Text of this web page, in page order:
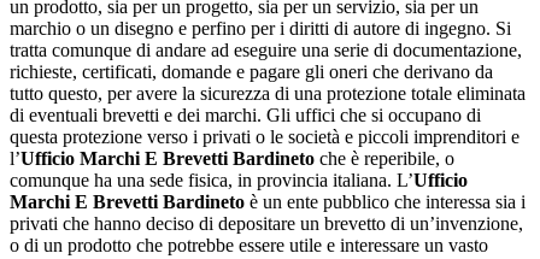
un prodotto, sia per un progetto, sia per un servizio, sia per un
marchio o un disegno e perfino per i diritti di autore di ingegno. Si
tratta comunque di andare ad eseguire una serie di documentazione,
richieste, certificati, domande e pagare gli oneri che derivano da
tutto questo, per avere la sicurezza di una protezione totale eliminata
di eventuali brevetti e dei marchi. Gli uffici che si occupano di
questa protezione verso i privati o le società e piccoli imprenditori e
l’Ufficio Marchi E Brevetti Bardineto che è reperibile, o
comunque ha una sede fisica, in provincia italiana. L’Ufficio
Marchi E Brevetti Bardineto è un ente pubblico che interessa sia i
privati che hanno deciso di depositare un brevetto di un’invenzione,
o di un prodotto che potrebbe essere utile e interessare un vasto